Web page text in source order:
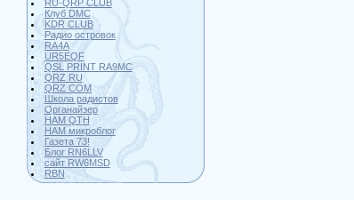
RU-QRP CLUB
Клуб DMC
KDR CLUB
Радио островок
RA4A
UR5EQF
QSL PRINT RA9MC
QRZ RU
QRZ COM
Школа радистов
Органайзер
HAM QTH
HAM микроблог
Газета 73!
Блог RN6LLV
сайт RW6MSD
RBN